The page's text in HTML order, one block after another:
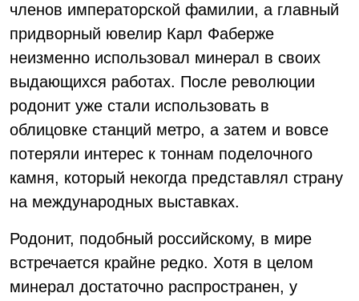
членов императорской фамилии, а главный
придворный ювелир Карл Фаберже
неизменно использовал минерал в своих
выдающихся работах. После революции
родонит уже стали использовать в
облицовке станций метро, а затем и вовсе
потеряли интерес к тоннам поделочного
камня, который некогда представлял страну
на международных выставках.
Родонит, подобный российскому, в мире
встречается крайне редко. Хотя в целом
минерал достаточно распространен, у